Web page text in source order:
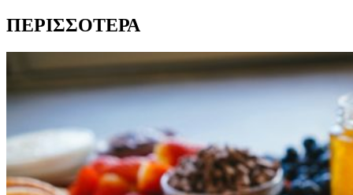
ΠΕΡΙΣΣΟΤΕΡΑ